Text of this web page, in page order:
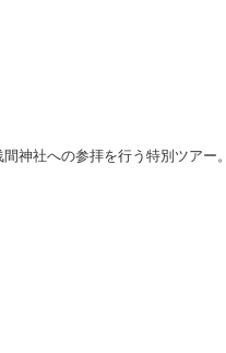
神社への参拝を行う特別ツアー。